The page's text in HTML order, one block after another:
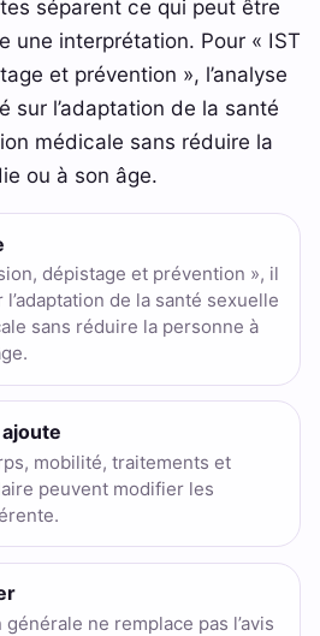
séparent ce qui peut être
une interprétation. Pour « IST
et prévention », l’analyse
sur l’adaptation de la santé
médicale sans réduire la
ou à son âge.
dépistage et prévention », il
l’adaptation de la santé sexuelle
sans réduire la personne à
mobilité, traitements et
peuvent modifier les
ne remplace pas l’avis